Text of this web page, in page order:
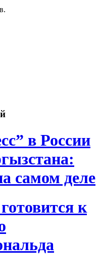
в России
самом деле
к